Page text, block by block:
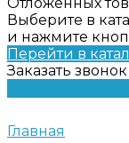
Выберите в
и нажмите
Перейти в
Заказать звонок
Главная